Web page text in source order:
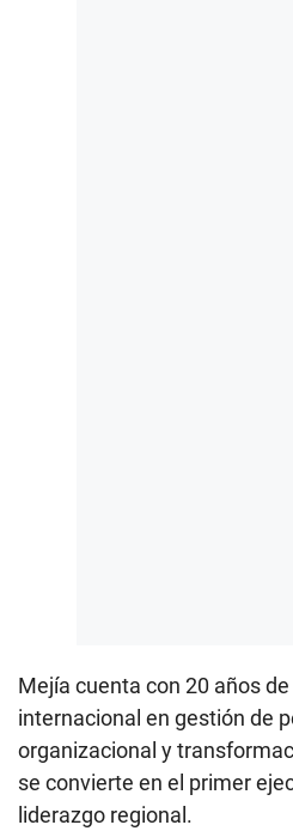
Mejía cuenta con 20 años
internacional en gestión de
organizacional y
se convierte en el primer
liderazgo regional.